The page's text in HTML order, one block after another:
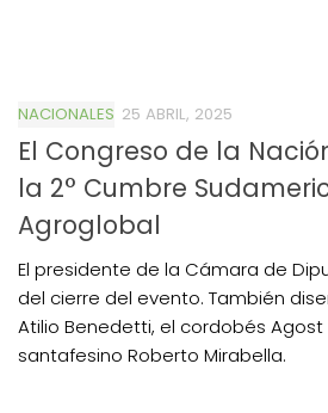
NACIONALES 25 ABRIL, 2025
El Congreso de la
la 2° Cumbre
Agroglobal
El presidente de la Cámara de
del cierre del evento. También
Atilio Benedetti, el cordobés Agost
santafesino Roberto Mirabella.